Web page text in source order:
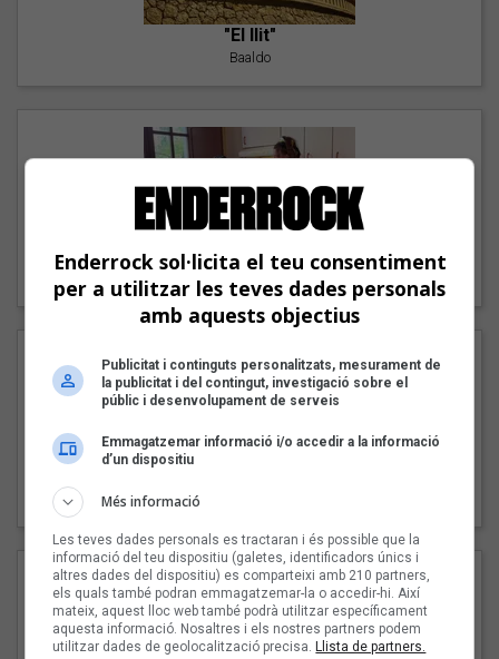
"El llit"
Baaldo
"Lo bueno y lo malo"
Carmen y María
Pep Álvarez amb Joan Muntaner (Xanguito)
Enderrock sol·licita el teu consentiment
per a utilitzar les teves dades personals
amb aquests objectius
Publicitat i continguts personalitzats, mesurament de
la publicitat i del contingut, investigació sobre el
públic i desenvolupament de serveis
Emmagatzemar informació i/o accedir a la informació
d’un dispositiu
Més informació
Les teves dades personals es tractaran i és possible que la
informació del teu dispositiu (galetes, identificadors únics i
altres dades del dispositiu) es comparteixi amb 210 partners,
els quals també podran emmagatzemar-la o accedir-hi. Així
mateix, aquest lloc web també podrà utilitzar específicament
aquesta informació. Nosaltres i els nostres partners podem
utilitzar dades de geolocalització precisa. Llista de partners.